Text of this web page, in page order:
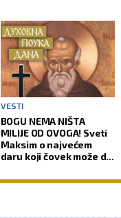
VESTI
BOGU NEMA NIŠTA
MILIJE OD OVOGA! Sveti
Maksim o najvećem
daru koji čovek može da